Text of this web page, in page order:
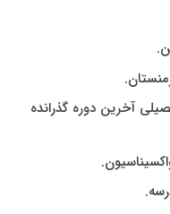
آخرین دوره گذرانده